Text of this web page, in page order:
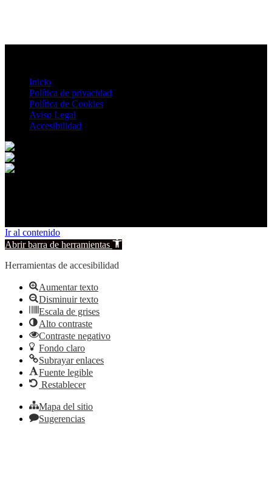
Inicio
Política de privacidad
Política de Cookies
Aviso Legal
Accesibilidad
Ir al contenido
Abrir barra de herramientas
Herramientas de accesibilidad
Aumentar texto
Disminuir texto
Escala de grises
Alto contraste
Contraste negativo
Fondo claro
Subrayar enlaces
Fuente legible
Restablecer
Mapa del sitio
Sugerencias